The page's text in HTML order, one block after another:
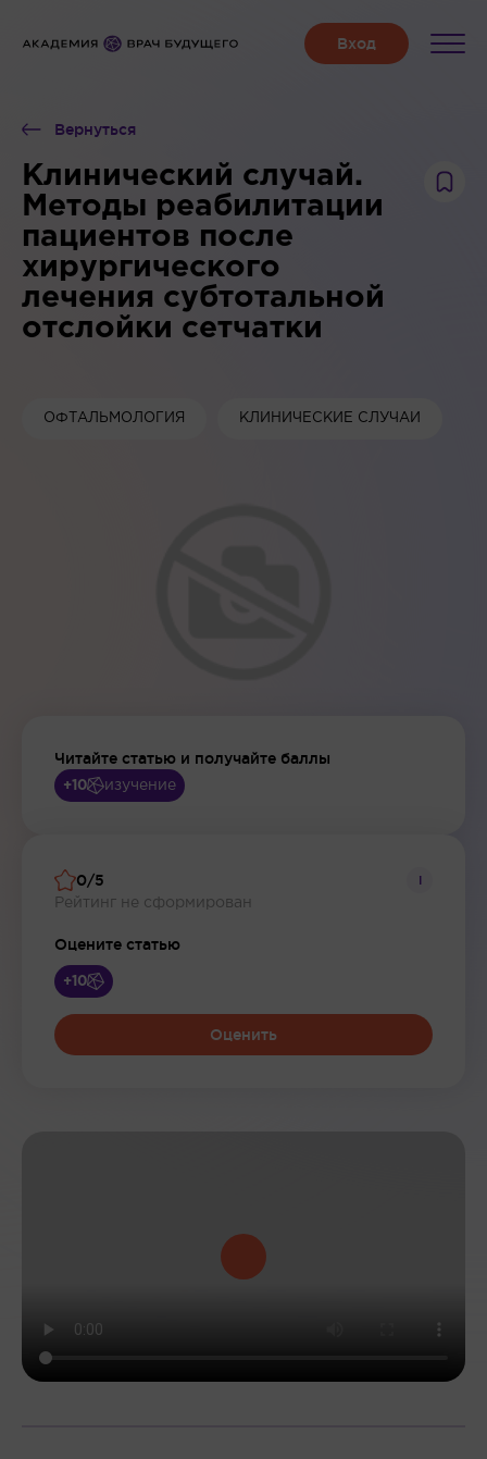
Вернуться
Клинический случай.
Методы реабилитации
пациентов после
хирургического
лечения субтотальной
отслойки сетчатки
ОФТАЛЬМОЛОГИЯ КЛИНИЧЕСКИЕ СЛУЧАИ
Читайте статью и получайте баллы
+10 изучение
0/5
Рейтинг не сформирован
i
Оцените статью
+10
Оценить